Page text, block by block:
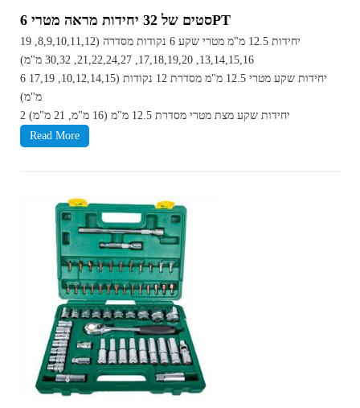
סטים של 32 יחידות מראה מטרי 6PT
19 יחידות 12.5 מ"מ מטרי שקע 6 נקודות מסדרה (8,9,10,11,12,
13,14,15,16, 17,18,19,20, 21,22,24,27, 30,32 מ"מ)
6 יחידות שקע מטרי 12.5 מ"מ מסדרת 12 נקודות (10,12,14,15, 17,19
מ"מ)
2 יחידות שקע מצת מטרי מסדרת 12.5 מ"מ (16 מ"מ, 21 מ"מ)
Read More